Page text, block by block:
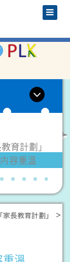
育計劃」
容重溫
長教育計劃」